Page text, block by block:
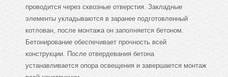
проводится через сквозные отверстия. Закладные
элементы укладываются в заранее подготовленный
котлован, после монтажа он заполняется бетоном.
Бетонирование обеспечивает прочность всей
конструкции. После отвердевания бетона
устанавливается опора освещения и завершается монтаж